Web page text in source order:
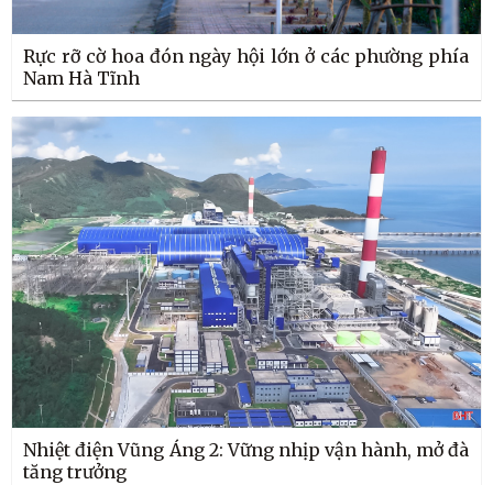
Rực rỡ cờ hoa đón ngày hội lớn ở các phường phía
Nam Hà Tĩnh
Nhiệt điện Vũng Áng 2: Vững nhịp vận hành, mở đà
tăng trưởng